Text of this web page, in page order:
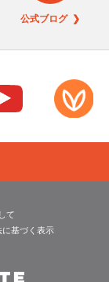
公式ブログ ❯
て
基づく表示